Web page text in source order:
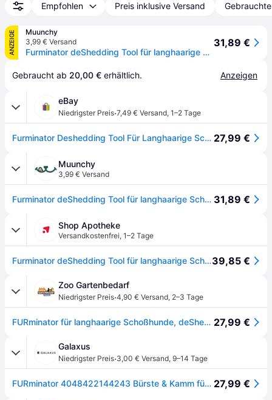
Empfohlen Preis inklusive Versand
ANZEIGE
Muunchy
3,99 € Versand
Furminator deShedding Tool für langhaarige Schoﬂhunde
31,89 €
Gebraucht ab 20,00 € erhältlich. Anzeigen
eBay
Niedrigster Preis·7,49 € Versand, 1–2 Tage
Furminator Deshedding Tool Für Langhaarige Schoßhunde 27,99 €
Muunchy
3,99 € Versand
Furminator deShedding Tool für langhaarige Schoﬂhunde 31,89 €
Shop Apotheke
Versandkostenfrei, 1–2 Tage
Furminator deShedding Tool für langhaarige Schoßhunde 1 St Bürste39,85 €
Zoo Gartenbedarf
Niedrigster Preis·4,90 € Versand, 2–3 Tage
FURminator für langhaarige Schoßhunde, deShedding-Pflege Werkzeug 27,99 €
Galaxus
Niedrigster Preis·3,00 € Versand, 9–14 Tage
FURminator 4048422144243 Bürste & Kamm für Haustiere Schwarz, Gelb Hund Deshedder (Hund), Tierpflegegerät 27,99 €